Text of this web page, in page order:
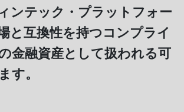
ンテック・プラットフォー
と互換性を持つコンプライ
金融資産として扱われる可
す。